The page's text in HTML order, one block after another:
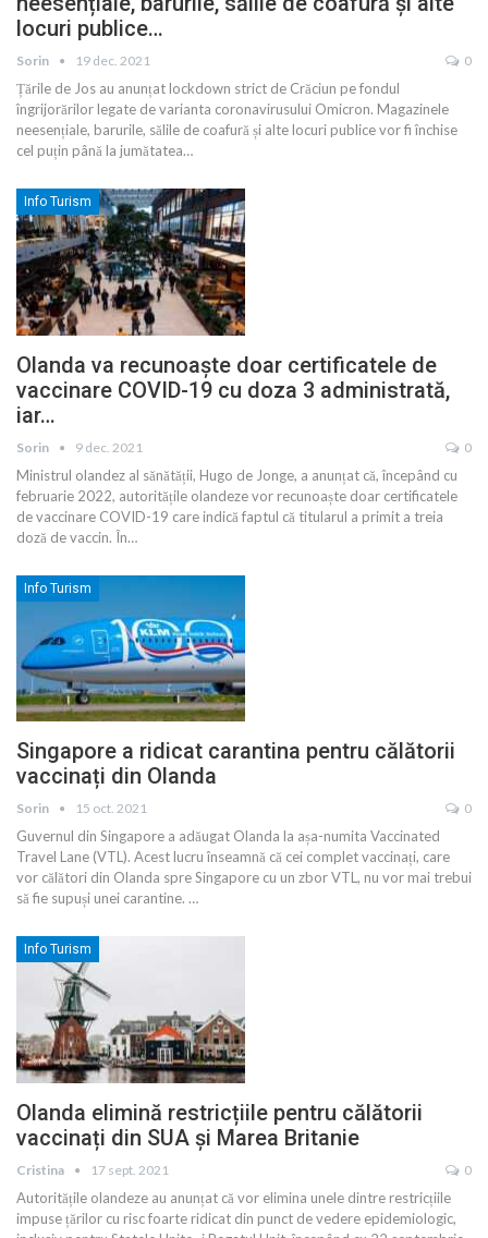
locuri publice…
Sorin 19 dec. 2021 0
Țările de Jos au anunțat lockdown strict de Crăciun pe fondul
îngrijorărilor legate de varianta coronavirusului Omicron. Magazinele
neesențiale, barurile, sălile de coafură și alte locuri publice vor fi închise
cel puțin până la jumătatea…
Info Turism
Olanda va recunoaște doar certificatele de
vaccinare COVID-19 cu doza 3 administrată,
iar…
Sorin 9 dec. 2021 0
Ministrul olandez al sănătății, Hugo de Jonge, a anunțat că, începând cu
februarie 2022, autoritățile olandeze vor recunoaște doar certificatele
de vaccinare COVID-19 care indică faptul că titularul a primit a treia
doză de vaccin. În…
Info Turism
Singapore a ridicat carantina pentru călătorii
vaccinați din Olanda
Sorin 15 oct. 2021 0
Guvernul din Singapore a adăugat Olanda la așa-numita Vaccinated
Travel Lane (VTL). Acest lucru înseamnă că cei complet vaccinați, care
vor călători din Olanda spre Singapore cu un zbor VTL, nu vor mai trebui
să fie supuși unei carantine. …
Info Turism
Olanda elimină restricțiile pentru călătorii
vaccinați din SUA și Marea Britanie
Cristina 17 sept. 2021 0
Autoritățile olandeze au anunțat că vor elimina unele dintre restricțiile
impuse țărilor cu risc foarte ridicat din punct de vedere epidemiologic,